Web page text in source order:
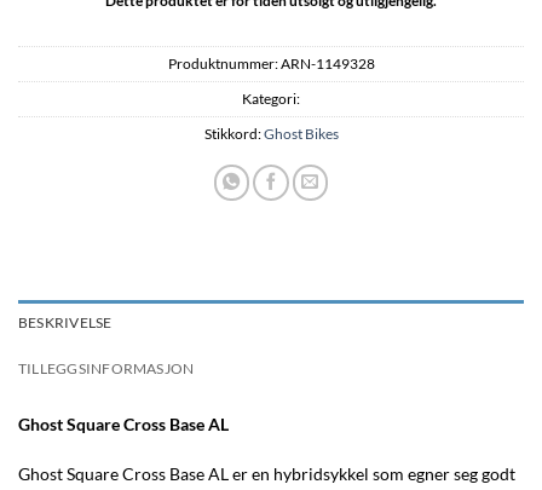
Produktnummer:ARN-1149328
Kategori:
Stikkord:Ghost Bikes
BESKRIVELSE
TILLEGGSINFORMASJON
Ghost Square Cross Base AL
Ghost Square Cross Base AL er en hybridsykkel som egner seg godt